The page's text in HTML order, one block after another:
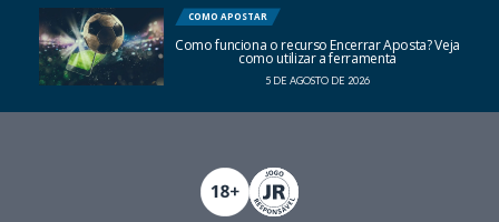
COMO APOSTAR
Como funciona o recurso Encerrar Aposta? Veja
como utilizar a ferramenta
5 DE AGOSTO DE 2026